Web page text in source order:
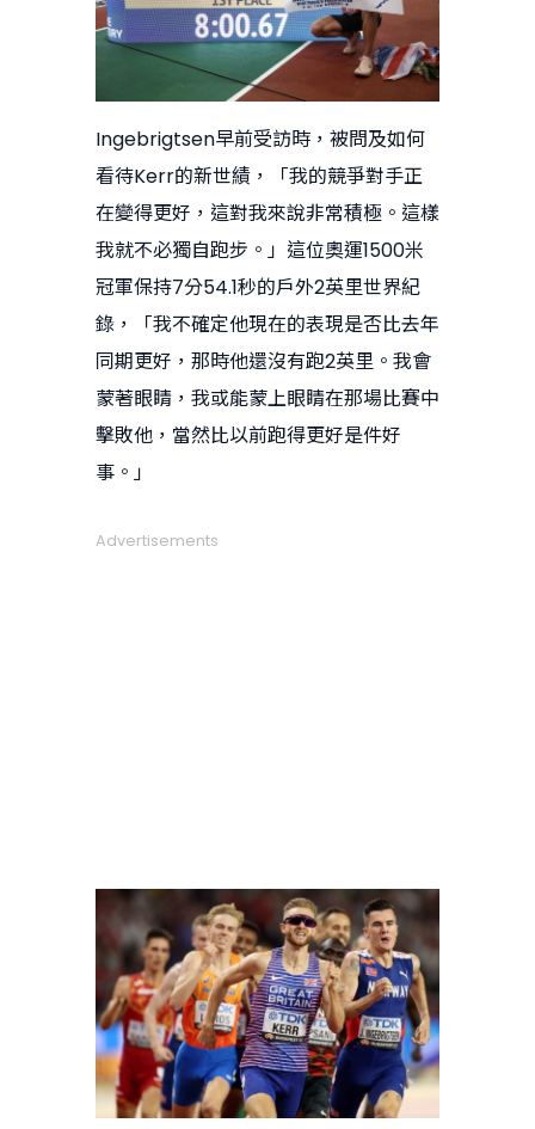
Ingebrigtsen早前受訪時，被問及如何
看待Kerr的新世績，「我的競爭對手正
在變得更好，這對我來說非常積極。這樣
我就不必獨自跑步。」這位奧運1500米
冠軍保持7分54.1秒的戶外2英里世界紀
錄，「我不確定他現在的表現是否比去年
同期更好，那時他還沒有跑2英里。我會
蒙著眼睛，我或能蒙上眼睛在那場比賽中
擊敗他，當然比以前跑得更好是件好
事。」
Advertisements